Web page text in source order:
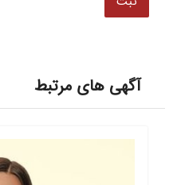
آگهی های مرتبط